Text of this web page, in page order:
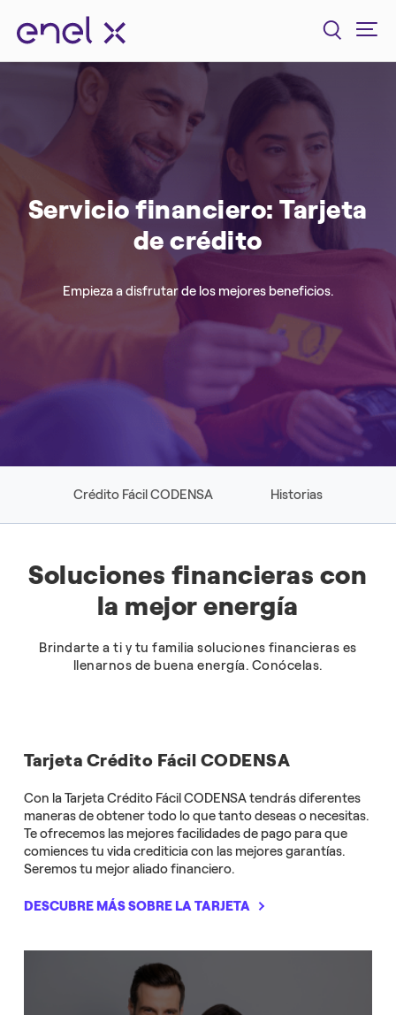
Servicio financiero: Tarjeta
de crédito
Empieza a disfrutar de los mejores beneficios.
Crédito Fácil CODENSA Historias
Soluciones financieras con
la mejor energía
Brindarte a ti y tu familia soluciones financieras es
llenarnos de buena energía. Conócelas.
Tarjeta Crédito Fácil CODENSA
Con la Tarjeta Crédito Fácil CODENSA tendrás diferentes
maneras de obtener todo lo que tanto deseas o necesitas.
Te ofrecemos las mejores facilidades de pago para que
comiences tu vida crediticia con las mejores garantías.
Seremos tu mejor aliado financiero.
DESCUBRE MÁS SOBRE LA TARJETA